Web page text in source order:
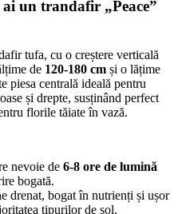
un trandafir „Peace”
tufa, cu o creștere verticală
de 120-180 cm și o lățime
piesa centrală ideală pentru
și drepte, susținând perfect
florile tăiate în vază.
nevoie de 6-8 ore de lumină
bogată.
drenat, bogat în nutrienți și ușor
tipurilor de sol.